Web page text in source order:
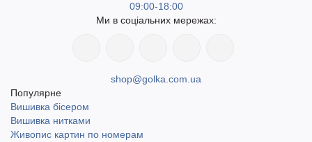
09:00-18:00
Ми в соціальних мережах:
shop@golka.com.ua
Популярне
Вишивка бісером
Вишивка нитками
Живопис картин по номерам